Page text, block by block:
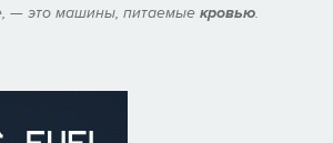
— это машины, питаемые кровью.